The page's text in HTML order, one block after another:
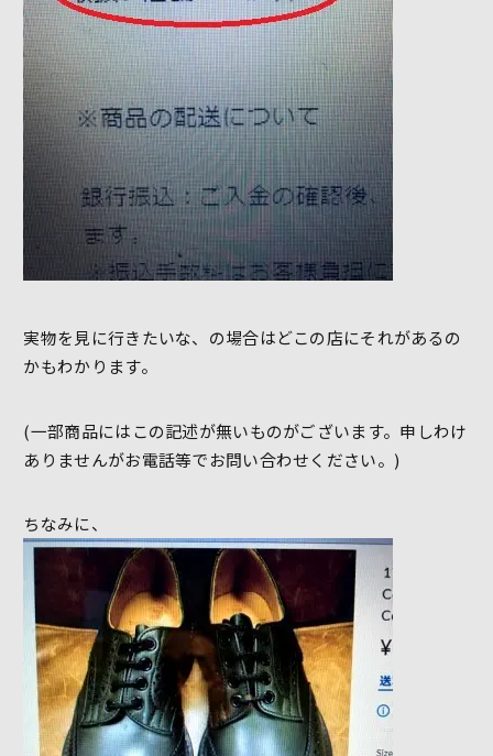
実物を見に行きたいな、の場合はどこの店にそれがあるの
かもわかります。
(一部商品にはこの記述が無いものがございます。申しわけ
ありませんがお電話等でお問い合わせください。)
ちなみに、